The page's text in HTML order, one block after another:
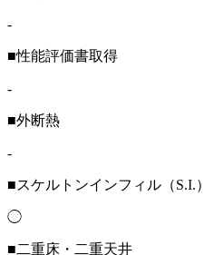
-
■性能評価書取得
-
■外断熱
-
■スケルトンインフィル（S.I.）
◯
■二重床・二重天井